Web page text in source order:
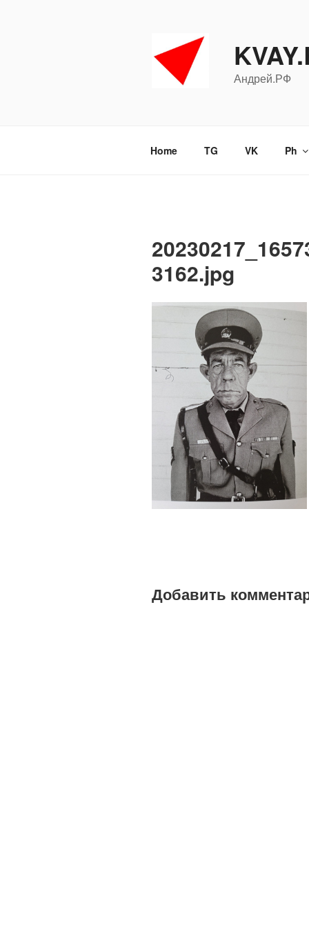
Андрей.РФ
Home TG VK Ph
3162.jpg
Добавить